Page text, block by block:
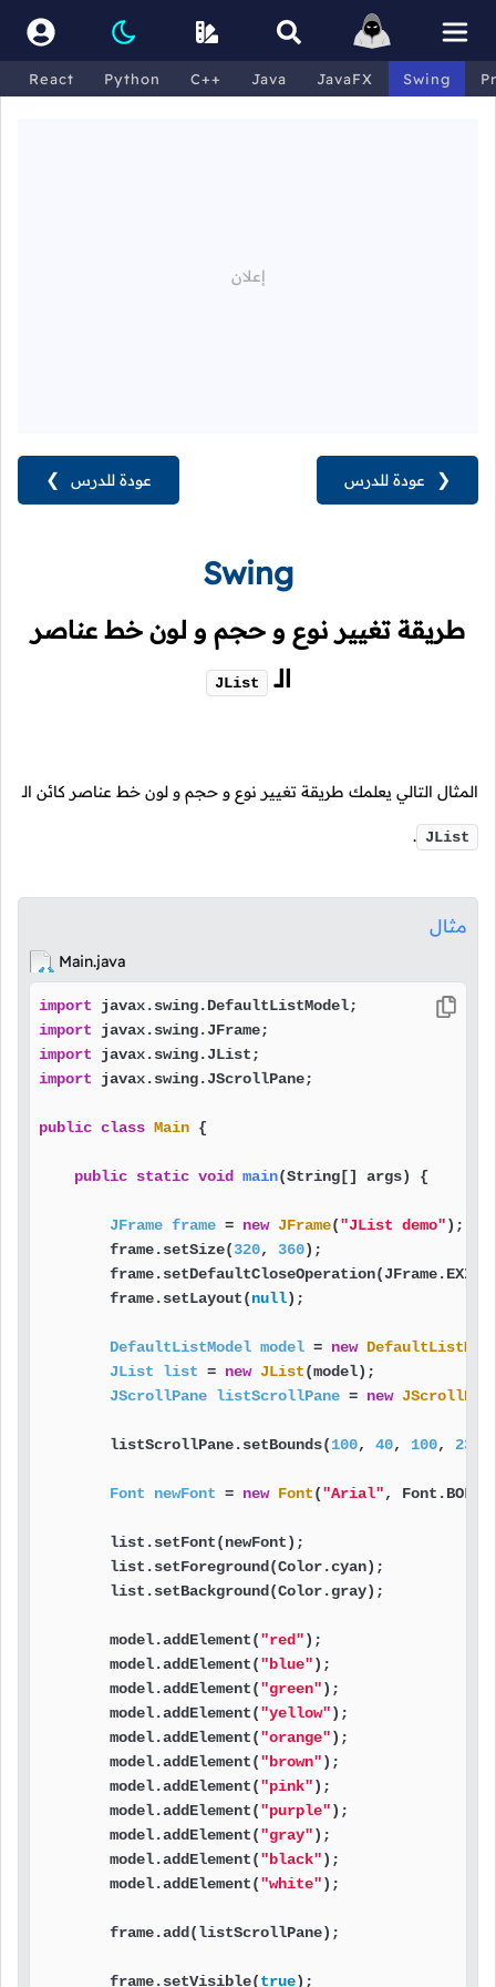
React Python C++ Java JavaFX Swing
عودة للدرس ❯ ❮ عودة للدرس
Swing
طريقة تغيير نوع و حجم و لون خط عناصر
الـ JList
المثال التالي يعلمك طريقة تغيير نوع و حجم و لون خط عناصر كائن الـ
JList
.
مثال
Main.java
import
import
import
import javax.swing.JScrollPane;
public class Main {
public static void main(String[] args) {
JFrame frame = new JFrame("JList demo"
        frame.setSize(
320, 360
        frame.setLayout(
null
DefaultListModel model = new
JList
list = new JList
JScrollPane listScrollPane = new
        listScrollPane.setBounds(
100, 40, 100, 230
Font newFont = new Font("Arial",
        model.addElement(
"red"
        model.addElement(
"blue");
        model.addElement(
"green");
        model.addElement(
"yellow");
        model.addElement(
"orange");
        model.addElement(
"brown");
        model.addElement(
"pink");
        model.addElement(
"purple");
        model.addElement(
"gray");
        model.addElement(
"black");
        model.addElement(
"white");
        frame.setVisible(
true